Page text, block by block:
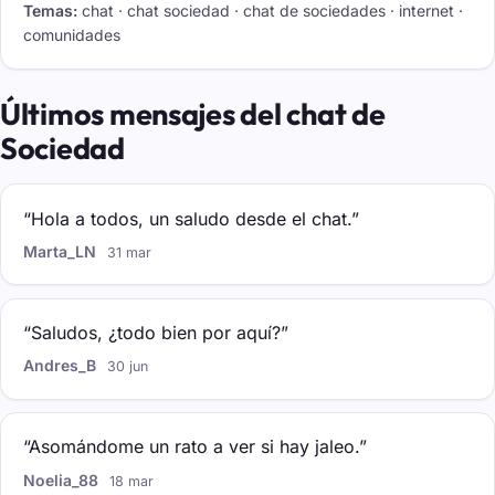
Temas: chat · chat sociedad · chat de sociedades · internet ·
comunidades
Últimos mensajes del chat de
Sociedad
“Hola a todos, un saludo desde el chat.”
Marta_LN 31 mar
“Saludos, ¿todo bien por aquí?”
Andres_B 30 jun
“Asomándome un rato a ver si hay jaleo.”
Noelia_88 18 mar